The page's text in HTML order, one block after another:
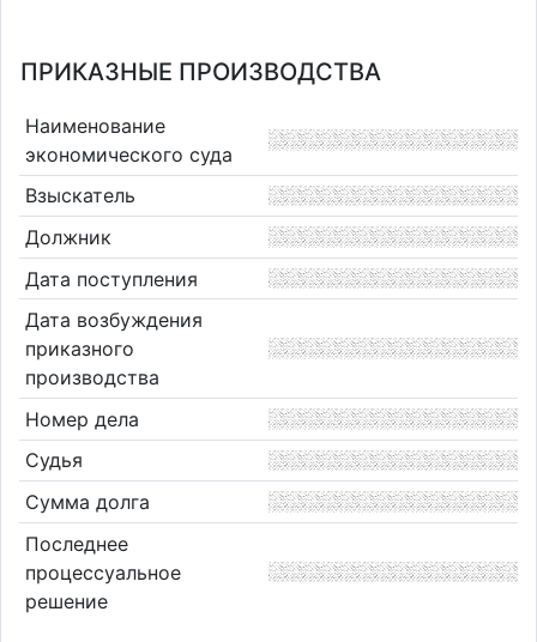
ПРИКАЗНЫЕ ПРОИЗВОДСТВА
Наименование
экономического суда
Взыскатель
Должник
Дата поступления
Дата возбуждения
приказного
производства
Номер дела
Судья
Сумма долга
Последнее
процессуальное
решение